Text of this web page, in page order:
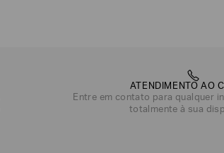
ATENDIMENTO AO
Entre em contato para qualquer
totalmente à sua